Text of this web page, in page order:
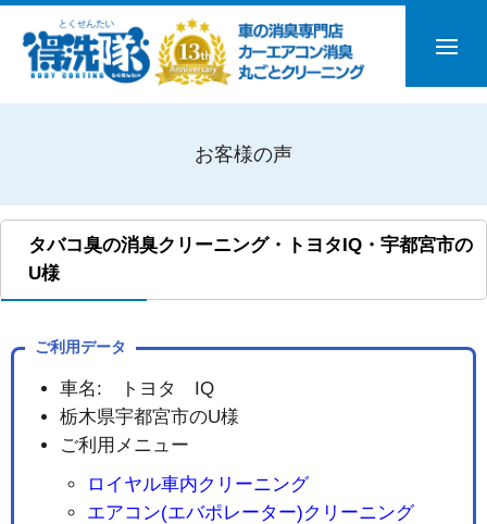
お客様の声
タバコ臭の消臭クリーニング・トヨタIQ・宇都宮市の
U様
ご利用データ
車名: トヨタ IQ
栃木県宇都宮市のU様
ご利用メニュー
ロイヤル車内クリーニング
エアコン(エバポレーター)クリーニング